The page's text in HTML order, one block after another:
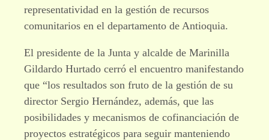
representatividad en la gestión de recursos
comunitarios en el departamento de Antioquia.
El presidente de la Junta y alcalde de Marinilla
Gildardo Hurtado cerró el encuentro manifestando
que “los resultados son fruto de la gestión de su
director Sergio Hernández, además, que las
posibilidades y mecanismos de cofinanciación de
proyectos estratégicos para seguir manteniendo